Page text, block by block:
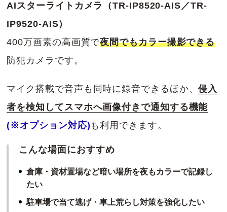
AIスターライトカメラ（TR-IP8520-AIS／TR-
IP9520-AIS）
400万画素の高画質で夜間でもカラー撮影できる
防犯カメラです。
マイク搭載で音声も同時に録音できるほか、侵入
者を検知してスマホへ画像付きで通知する機能
(※オプション対応) も利用できます。
こんな場面におすすめ
倉庫・資材置場など暗い場所を夜もカラーで記録し
たい
駐車場で当て逃げ・車上荒らし対策を強化したい